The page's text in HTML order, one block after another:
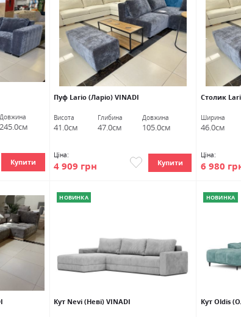
Довжина
245.0см
Купити
Пуф Lario (Ларіо) VINADI
Висота
41.0см
Глибина
47.0см
Довжина
105.0см
Ціна:
4 909 грн Купити
Столик
Ширина
46.0см
Ціна:
6 980
НОВИНКА
Кут Nevi (Неві) VINADI
НОВИНКА
Кут Oldis